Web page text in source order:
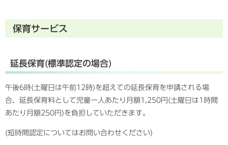
保育サービス
延長保育(標準認定の場合)
午後6時(土曜日は午前12時)を超えての延長保育を申請される場
合、延長保育料として児童一人あたり月額1,250円(土曜日は1時間
あたり月額250円)を負担していただきます。
(短時間認定についてはお問い合わせください)